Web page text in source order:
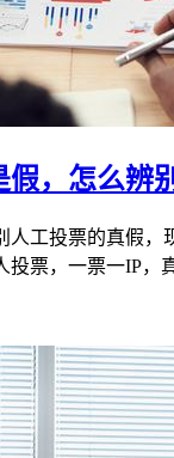
，怎么辨
工投票的真假
票，一票一IP，